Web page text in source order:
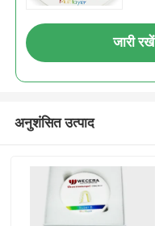
जारी रखें
अनुशंसित उत्पाद